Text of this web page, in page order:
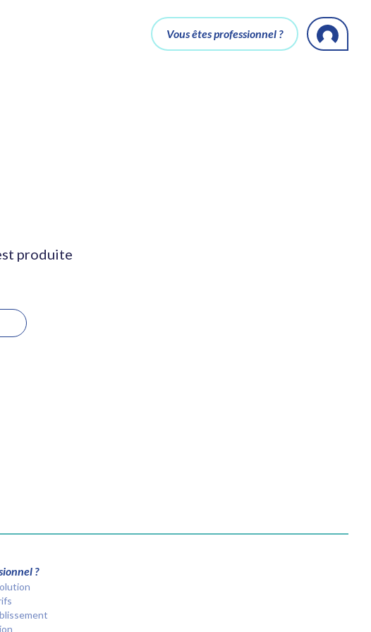
Vous êtes professionnel ?
produite
?